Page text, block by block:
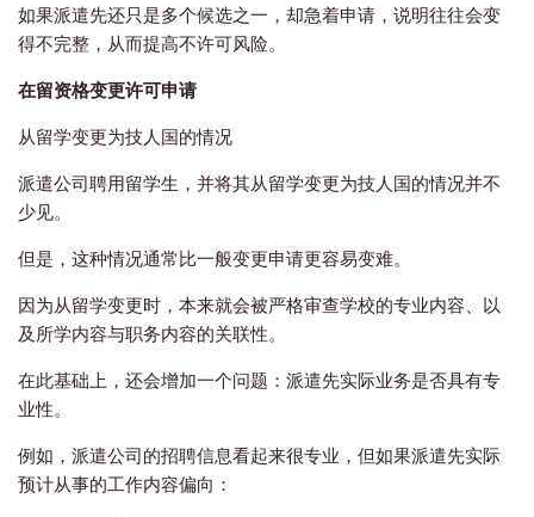
如果派遣先还只是多个候选之一，却急着申请，说明往往会变
得不完整，从而提高不许可风险。
在留资格变更许可申请
从留学变更为技人国的情况
派遣公司聘用留学生，并将其从留学变更为技人国的情况并不
少见。
但是，这种情况通常比一般变更申请更容易变难。
因为从留学变更时，本来就会被严格审查学校的专业内容、以
及所学内容与职务内容的关联性。
在此基础上，还会增加一个问题：派遣先实际业务是否具有专
业性。
例如，派遣公司的招聘信息看起来很专业，但如果派遣先实际
预计从事的工作内容偏向：